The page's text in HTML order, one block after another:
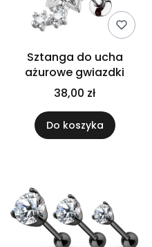
Sztanga do ucha
ażurowe gwiazdki
38,00 zł
Do koszyka